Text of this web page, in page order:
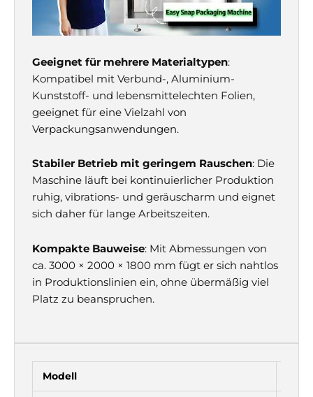
Geeignet für mehrere Materialtypen:
Kompatibel mit Verbund-, Aluminium-
Kunststoff- und lebensmittelechten Folien,
geeignet für eine Vielzahl von
Verpackungsanwendungen.
Stabiler Betrieb mit geringem Rauschen: Die
Maschine läuft bei kontinuierlicher Produktion
ruhig, vibrations- und geräuscharm und eignet
sich daher für lange Arbeitszeiten.
Kompakte Bauweise: Mit Abmessungen von
ca. 3000 × 2000 × 1800 mm fügt er sich nahtlos
in Produktionslinien ein, ohne übermäßig viel
Platz zu beanspruchen.
Modell